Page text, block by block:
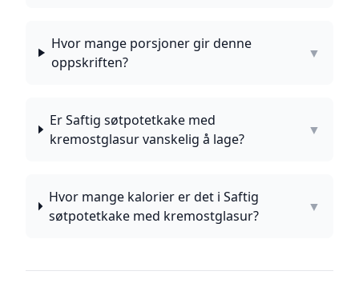
Hvor mange porsjoner gir denne
oppskriften?
▼
Er Saftig søtpotetkake med
kremostglasur vanskelig å lage?
▼
Hvor mange kalorier er det i Saftig
søtpotetkake med kremostglasur?
▼